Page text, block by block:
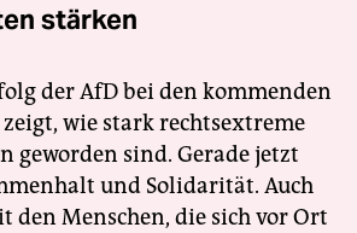
stärken
der AfD bei den kommenden
wie stark rechtsextreme
geworden sind. Gerade jetzt
und Solidarität. Auch
den Menschen, die sich vor Ort